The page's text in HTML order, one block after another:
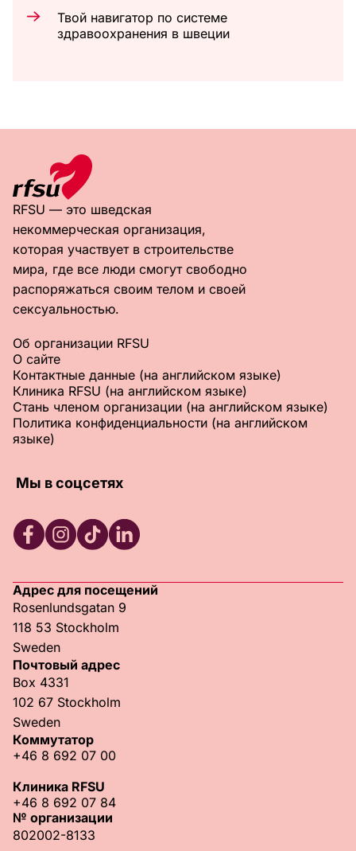
Твой навигатор по системе
здравоохранения в швеции
RFSU — это шведская
некоммерческая организация,
которая участвует в строительстве
мира, где все люди смогут свободно
распоряжаться своим телом и своей
сексуальностью.
Об организации RFSU
О сайте
Контактные данные (на английском языке)
Клиника RFSU (на английском языке)
Стань членом организации (на английском языке)
Политика конфиденциальности (на английском
языке)
Мы в соцсетях
Адрес для посещений
Rosenlundsgatan 9
118 53 Stockholm
Sweden
Почтовый адрес
Box 4331
102 67 Stockholm
Sweden
Коммутатор
+46 8 692 07 00
Клиника RFSU
+46 8 692 07 84
№ организации
802002-8133